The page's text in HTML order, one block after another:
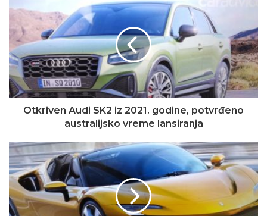
Otkriven Audi SK2 iz 2021. godine, potvrđeno
australijsko vreme lansiranja